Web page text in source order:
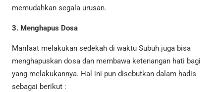
memudahkan segala urusan.
3. Menghapus Dosa
Manfaat melakukan sedekah di waktu Subuh juga bisa
menghapuskan dosa dan membawa ketenangan hati bagi
yang melakukannya. Hal ini pun disebutkan dalam hadis
sebagai berikut :